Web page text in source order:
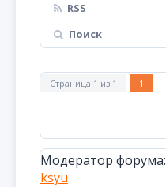
RSS
Поиск
Страница 1 из 1 1
Модератор форума:
ksyu